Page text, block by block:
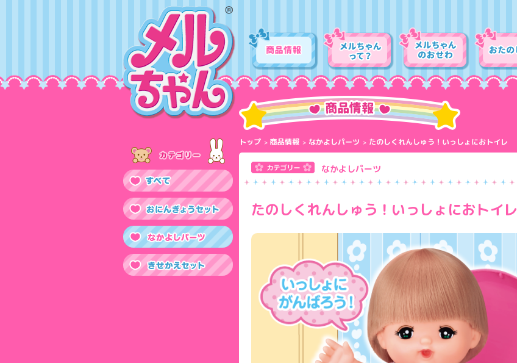
トップ 商品情報 なかよしパーツ たのしくれんしゅう！いっしょにおトイレ
なかよしパーツ
たのしくれんしゅう！いっしょにおトイレ